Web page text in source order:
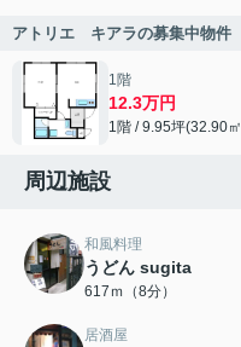
アトリエ キアラの募集中物件
1階
12.3万円
1階 / 9.95坪(32.90
周辺施設
和風料理
うどん sugita
617ｍ（8分）
居酒屋